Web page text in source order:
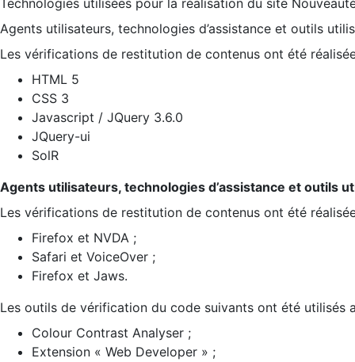
Technologies utilisées pour la réalisation du site
Agents utilisateurs, technologies d’assistance et outils
Les vérifications de restitution de contenus ont été
HTML 5
CSS 3
Javascript / JQuery 3.6.0
JQuery-ui
SolR
Agents utilisateurs, technologies d’assistance et outils
Les vérifications de restitution de contenus ont été
Firefox et NVDA ;
Safari et VoiceOver ;
Firefox et Jaws.
Les outils de vérification du code suivants ont été utilisés
Colour Contrast Analyser ;
Extension « Web Developer » ;